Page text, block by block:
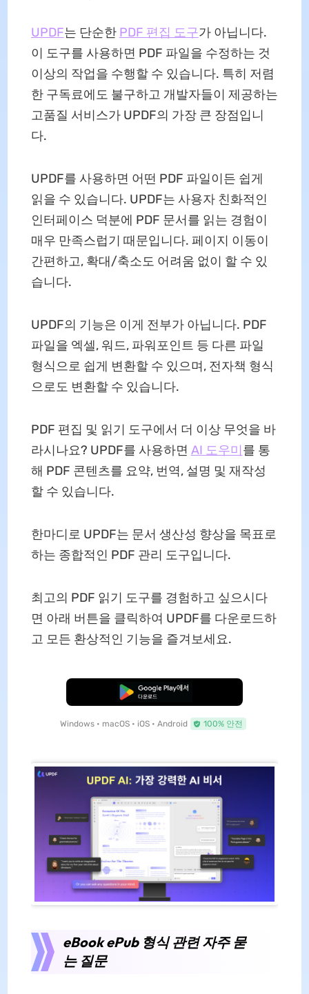
UPDF는 단순한 PDF 편집 도구가 아닙니다.
이 도구를 사용하면 PDF 파일을 수정하는 것
이상의 작업을 수행할 수 있습니다. 특히 저렴
한 구독료에도 불구하고 개발자들이 제공하는
고품질 서비스가 UPDF의 가장 큰 장점입니
다.
UPDF를 사용하면 어떤 PDF 파일이든 쉽게
읽을 수 있습니다. UPDF는 사용자 친화적인
인터페이스 덕분에 PDF 문서를 읽는 경험이
매우 만족스럽기 때문입니다. 페이지 이동이
간편하고, 확대/축소도 어려움 없이 할 수 있
습니다.
UPDF의 기능은 이게 전부가 아닙니다. PDF
파일을 엑셀, 워드, 파워포인트 등 다른 파일
형식으로 쉽게 변환할 수 있으며, 전자책 형식
으로도 변환할 수 있습니다.
PDF 편집 및 읽기 도구에서 더 이상 무엇을 바
라시나요? UPDF를 사용하면 AI 도우미를 통
해 PDF 콘텐츠를 요약, 번역, 설명 및 재작성
할 수 있습니다.
한마디로 UPDF는 문서 생산성 향상을 목표로
하는 종합적인 PDF 관리 도구입니다.
최고의 PDF 읽기 도구를 경험하고 싶으시다
면 아래 버튼을 클릭하여 UPDF를 다운로드하
고 모든 환상적인 기능을 즐겨보세요.
무료로 다운로드
Windows • macOS • iOS • Android 100% 안전
eBook ePub 형식 관련 자주 묻
는 질문